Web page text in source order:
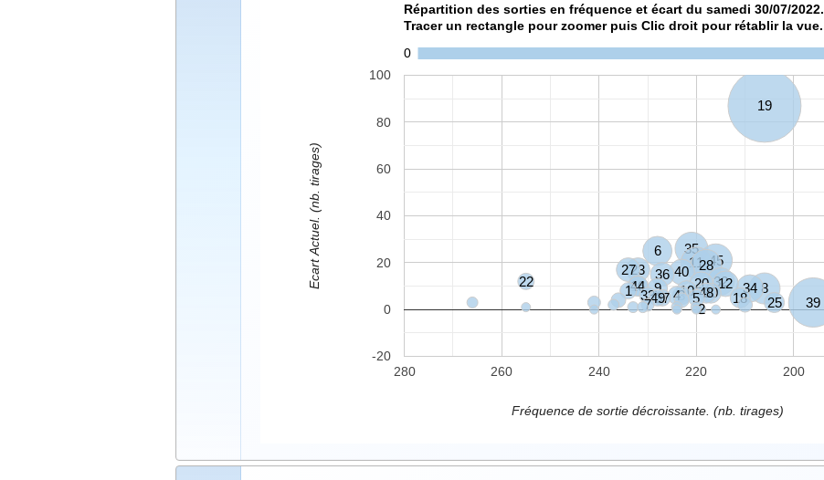
Répartition des sorties en fréquence et écart du samedi 30/07/2022.
Tracer un rectangle pour zoomer puis Clic droit pour rétablir la vue.
0
19
39
35
45
8
1128
6
32 34
12
40
20
23
27
36
9
10
16
18 25
30
44 48
3
4
1 5
22
3337
49
7 2
280 260 240 220 200
-20
0
20
40
60
80
100
Fréquence de sortie décroissante. (nb. tirages)
Ecart Actuel. (nb. tirages)